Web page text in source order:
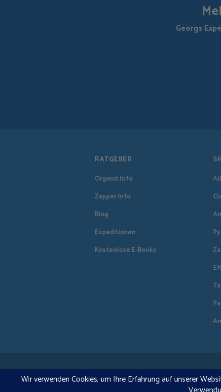
Georgs
RATGEBER
Orgonit Info
Zapper Info
Blog
Expeditionen
Kostenlose E-Books
DE